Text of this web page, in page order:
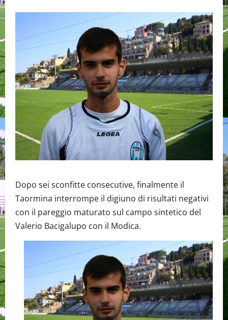
Dopo sei sconfitte consecutive, finalmente il
Taormina interrompe il digiuno di risultati negativi
con il pareggio maturato sul campo sintetico del
Valerio Bacigalupo con il Modica.